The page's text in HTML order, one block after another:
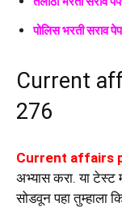
पोलिस भरती सराव
Current
276
Current affairs
अभ्यास करा. या
सोडवून पहा तुम्हाला